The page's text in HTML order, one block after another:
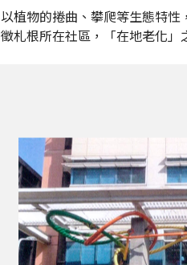
以植物的捲曲、攀爬等生態特
徵札根所在社區，「在地老化」